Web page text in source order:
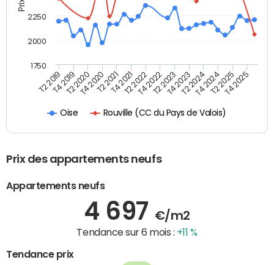
Oise Rouville (CC du Pays de Valois)
T2 2019T4 2019T2 2020T4 2020T2 2021T4 2021T2 2022T4 2022T2 2023T4 2023T2 2024T4 2024T2 2025T4 2025
1750
2000
2250
Prix des appartements neufs
Appartements neufs
4 697 €/m2
Tendance sur 6 mois : +11 %
Tendance prix